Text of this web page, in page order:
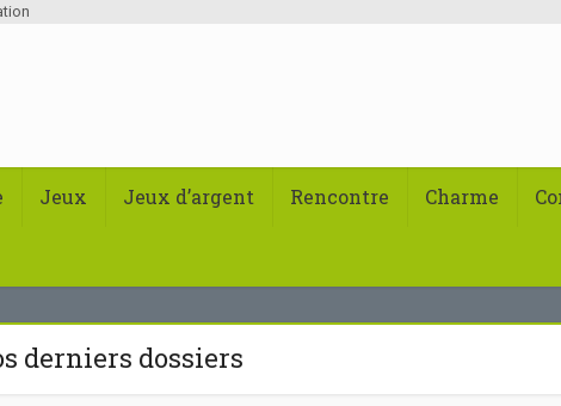
Jeux Jeux d’argent Rencontre Charme
derniers dossiers